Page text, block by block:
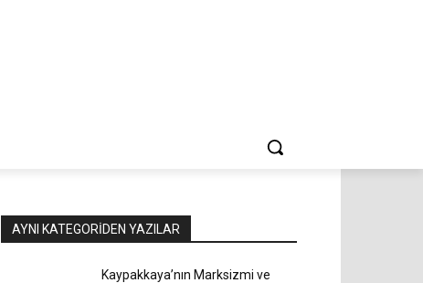
AYNI KATEGORIDEN YAZILAR
Kaypakkaya’nın Marksizmi ve